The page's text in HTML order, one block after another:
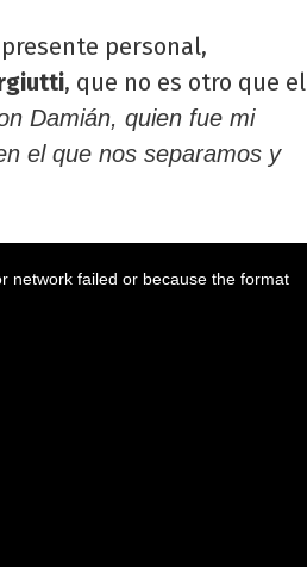
personal,
, que no es otro que el
Damián, quien fue mi
el que nos separamos y